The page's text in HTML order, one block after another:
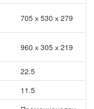
705 х 530 х 279
960 х 305 х 219
22.5
11.5